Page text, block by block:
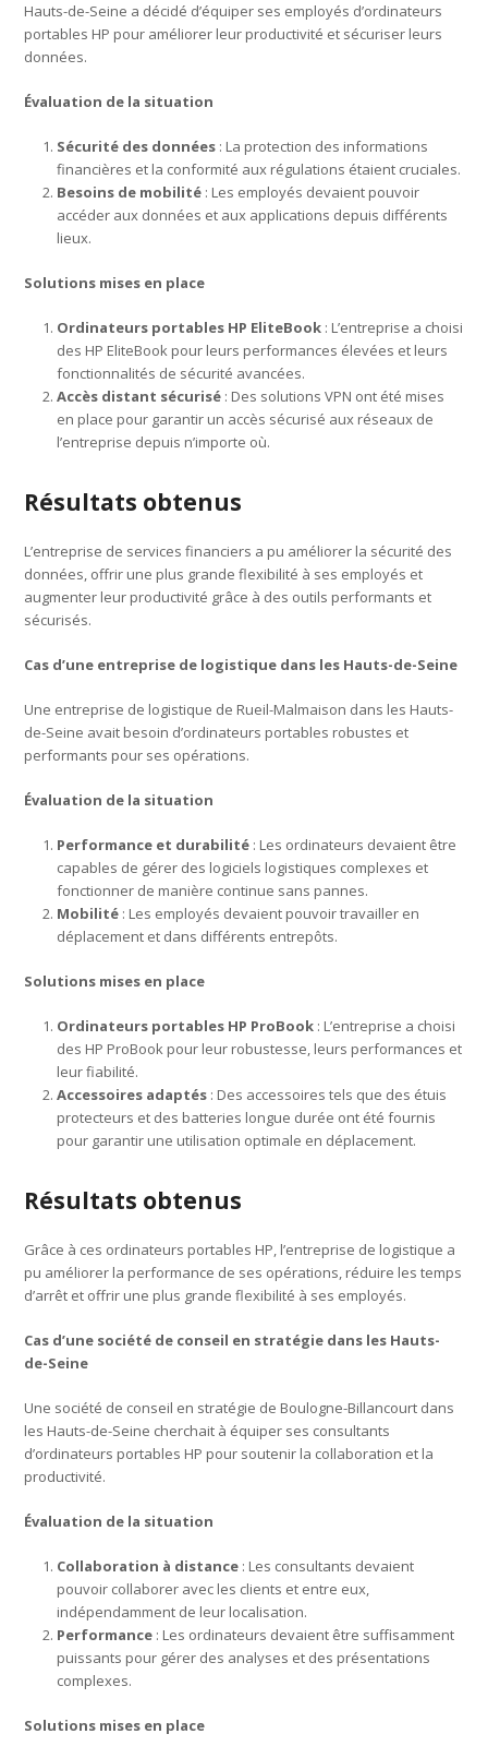
Hauts-de-Seine a décidé d’équiper ses employés d’ordinateurs
portables HP pour améliorer leur productivité et sécuriser leurs
données.
Évaluation de la situation
Sécurité des données : La protection des informations
financières et la conformité aux régulations étaient cruciales.
Besoins de mobilité : Les employés devaient pouvoir
accéder aux données et aux applications depuis différents
lieux.
Solutions mises en place
Ordinateurs portables HP EliteBook : L’entreprise a choisi
des HP EliteBook pour leurs performances élevées et leurs
fonctionnalités de sécurité avancées.
Accès distant sécurisé : Des solutions VPN ont été mises
en place pour garantir un accès sécurisé aux réseaux de
l’entreprise depuis n’importe où.
Résultats obtenus
L’entreprise de services financiers a pu améliorer la sécurité des
données, offrir une plus grande flexibilité à ses employés et
augmenter leur productivité grâce à des outils performants et
sécurisés.
Cas d’une entreprise de logistique dans les Hauts-de-Seine
Une entreprise de logistique de Rueil-Malmaison dans les Hauts-
de-Seine avait besoin d’ordinateurs portables robustes et
performants pour ses opérations.
Évaluation de la situation
Performance et durabilité : Les ordinateurs devaient être
capables de gérer des logiciels logistiques complexes et
fonctionner de manière continue sans pannes.
Mobilité : Les employés devaient pouvoir travailler en
déplacement et dans différents entrepôts.
Solutions mises en place
Ordinateurs portables HP ProBook : L’entreprise a choisi
des HP ProBook pour leur robustesse, leurs performances et
leur fiabilité.
Accessoires adaptés : Des accessoires tels que des étuis
protecteurs et des batteries longue durée ont été fournis
pour garantir une utilisation optimale en déplacement.
Résultats obtenus
Grâce à ces ordinateurs portables HP, l’entreprise de logistique a
pu améliorer la performance de ses opérations, réduire les temps
d’arrêt et offrir une plus grande flexibilité à ses employés.
Cas d’une société de conseil en stratégie dans les Hauts-
de-Seine
Une société de conseil en stratégie de Boulogne-Billancourt dans
les Hauts-de-Seine cherchait à équiper ses consultants
d’ordinateurs portables HP pour soutenir la collaboration et la
productivité.
Évaluation de la situation
Collaboration à distance : Les consultants devaient
pouvoir collaborer avec les clients et entre eux,
indépendamment de leur localisation.
Performance : Les ordinateurs devaient être suffisamment
puissants pour gérer des analyses et des présentations
complexes.
Solutions mises en place